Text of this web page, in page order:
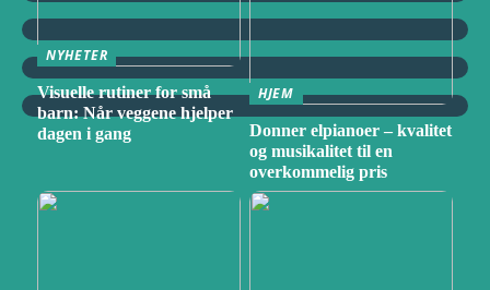
NYHETER
Visuelle rutiner for små
barn: Når veggene hjelper
dagen i gang
HJEM
Donner elpianoer – kvalitet
og musikalitet til en
overkommelig pris